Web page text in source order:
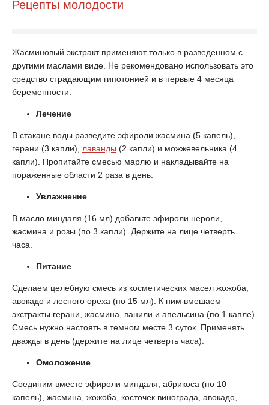
Рецепты молодости
Жасминовый экстракт применяют только в разведенном с
другими маслами виде. Не рекомендовано использовать это
средство страдающим гипотонией и в первые 4 месяца
беременности.
Лечение
В стакане воды разведите эфироли жасмина (5 капель),
герани (3 капли), лаванды (2 капли) и можжевельника (4
капли). Пропитайте смесью марлю и накладывайте на
пораженные области 2 раза в день.
Увлажнение
В масло миндаля (16 мл) добавьте эфироли нероли,
жасмина и розы (по 3 капли). Держите на лице четверть
часа.
Питание
Сделаем целебную смесь из косметических масел жожоба,
авокадо и лесного ореха (по 15 мл). К ним вмешаем
экстракты герани, жасмина, ванили и апельсина (по 1 капле).
Смесь нужно настоять в темном месте 3 суток. Применять
дважды в день (держите на лице четверть часа).
Омоложение
Соединим вместе эфироли миндаля, абрикоса (по 10
капель), жасмина, жожоба, косточек винограда, авокадо,